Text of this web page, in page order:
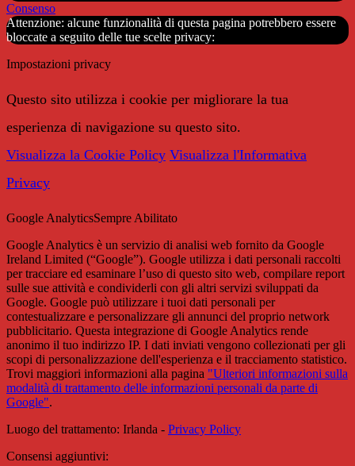
Consenso
Attenzione: alcune funzionalità di questa pagina potrebbero essere
bloccate a seguito delle tue scelte privacy:
Impostazioni privacy
Questo sito utilizza i cookie per migliorare la tua
esperienza di navigazione su questo sito.
Visualizza la Cookie Policy Visualizza l'Informativa
Privacy
Google AnalyticsSempre Abilitato
Google Analytics è un servizio di analisi web fornito da Google
Ireland Limited (“Google”). Google utilizza i dati personali raccolti
per tracciare ed esaminare l’uso di questo sito web, compilare report
sulle sue attività e condividerli con gli altri servizi sviluppati da
Google. Google può utilizzare i tuoi dati personali per
contestualizzare e personalizzare gli annunci del proprio network
pubblicitario. Questa integrazione di Google Analytics rende
anonimo il tuo indirizzo IP. I dati inviati vengono collezionati per gli
scopi di personalizzazione dell'esperienza e il tracciamento statistico.
Trovi maggiori informazioni alla pagina "Ulteriori informazioni sulla
modalità di trattamento delle informazioni personali da parte di
Google".
Luogo del trattamento: Irlanda - Privacy Policy
Consensi aggiuntivi: